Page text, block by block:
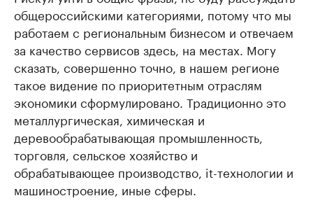
общероссийскими категориями, потому что мы
работаем с региональным бизнесом и отвечаем
за качество сервисов здесь, на местах. Могу
сказать, совершенно точно, в нашем регионе
такое видение по приоритетным отраслям
экономики сформулировано. Традиционно это
металлургическая, химическая и
деревообрабатывающая промышленность,
торговля, сельское хозяйство и
обрабатывающее производство, it-технологии и
машиностроение, иные сферы.